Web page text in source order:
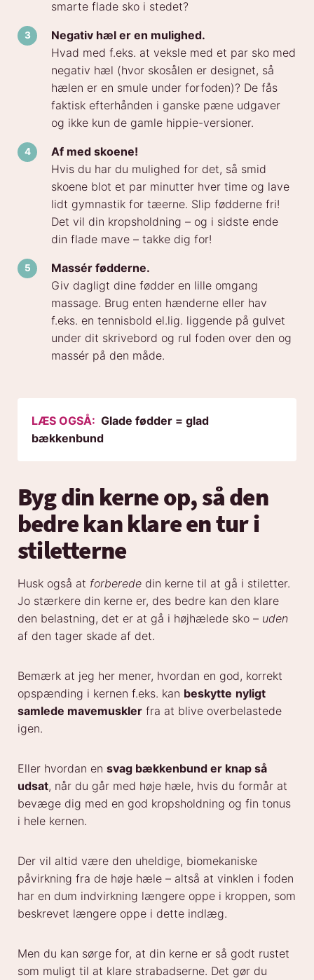
smarte flade sko i stedet?
Negativ hæl er en mulighed.
Hvad med f.eks. at veksle med et par sko med
negativ hæl (hvor skosålen er designet, så
hælen er en smule under forfoden)? De fås
faktisk efterhånden i ganske pæne udgaver
og ikke kun de gamle hippie-versioner.
Af med skoene!
Hvis du har du mulighed for det, så smid
skoene blot et par minutter hver time og lave
lidt gymnastik for tæerne. Slip fødderne fri!
Det vil din kropsholdning – og i sidste ende
din flade mave – takke dig for!
Massér fødderne.
Giv dagligt dine fødder en lille omgang
massage. Brug enten hænderne eller hav
f.eks. en tennisbold el.lig. liggende på gulvet
under dit skrivebord og rul foden over den og
massér på den måde.
LÆS OGSÅ: Glade fødder = glad
bækkenbund
Byg din kerne op, så den
bedre kan klare en tur i
stiletterne
Husk også at forberede din kerne til at gå i stiletter.
Jo stærkere din kerne er, des bedre kan den klare
den belastning, det er at gå i højhælede sko – uden
af den tager skade af det.
Bemærk at jeg her mener, hvordan en god, korrekt
opspænding i kernen f.eks. kan beskytte nyligt
samlede mavemuskler fra at blive overbelastede
igen.
Eller hvordan en svag bækkenbund er knap så
udsat, når du går med høje hæle, hvis du formår at
bevæge dig med en god kropsholdning og fin tonus
i hele kernen.
Der vil altid være den uheldige, biomekaniske
påvirkning fra de høje hæle – altså at vinklen i foden
har en dum indvirkning længere oppe i kroppen, som
beskrevet længere oppe i dette indlæg.
Men du kan sørge for, at din kerne er så godt rustet
som muligt til at klare strabadserne. Det gør du